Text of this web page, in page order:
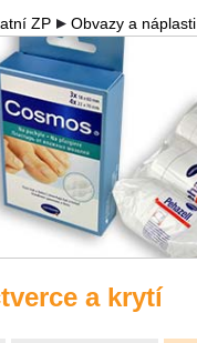
ZP Obvazy a náplasti
a krytí